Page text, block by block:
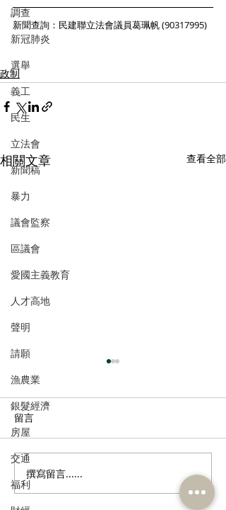
調查
新冠肺炎
選舉
義工
民生
立法會
新聞稿
暴力
議會監察
區議會
愛國主義教育
人才高地
聲明
請願
漁農業
銀髮經濟
房屋
交通
福利
新聞查詢：民建聯立法會議員葛珮帆 (90317995)
政制
相關文章 查看全部
民建聯熱烈回應習近平主
席建黨105周年重要講話精
留言
撰寫留言......